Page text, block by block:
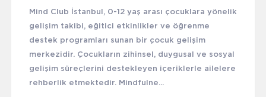
Mind Club İstanbul, 0-12 yaş arası çocuklara yönelik
gelişim takibi, eğitici etkinlikler ve öğrenme
destek programları sunan bir çocuk gelişim
merkezidir. Çocukların zihinsel, duygusal ve sosyal
gelişim süreçlerini destekleyen içeriklerle ailelere
rehberlik etmektedir. Mindfulne...